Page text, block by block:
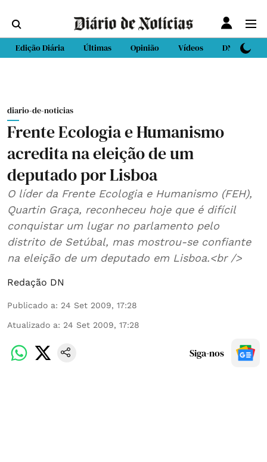
Edição Diária Últimas Opinião Vídeos DN Sport
diario-de-noticias
Frente Ecologia e Humanismo
acredita na eleição de um
deputado por Lisboa
O líder da Frente Ecologia e Humanismo (FEH),
Quartin Graça, reconheceu hoje que é difícil
conquistar um lugar no parlamento pelo
distrito de Setúbal, mas mostrou-se confiante
na eleição de um deputado em Lisboa.<br />
Redação DN
Publicado a: 24 Set 2009, 17:28
Atualizado a: 24 Set 2009, 17:28
Siga-nos